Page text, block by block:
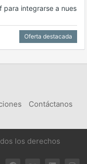
para integrarse a nues
Oferta destacada
Contáctanos
los derechos